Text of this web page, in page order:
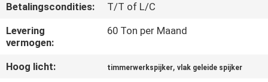
CITAAT
SITEMAP
Betalingscondities:
T/T of L/C
Levering
vermogen:
60 Ton per Maand
Hoog licht: timmerwerkspijker,vlak geleide spijker